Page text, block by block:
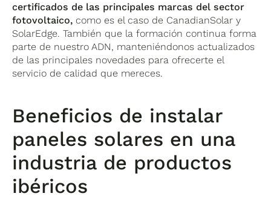
certificados de las principales marcas del sector
fotovoltaico, como es el caso de CanadianSolar y
SolarEdge. También que la formación continua forma
parte de nuestro ADN, manteniéndonos actualizados
de las principales novedades para ofrecerte el
servicio de calidad que mereces.
Beneficios de instalar
paneles solares en una
industria de productos
ibéricos